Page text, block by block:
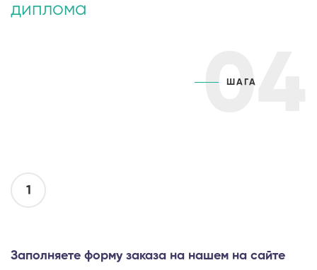
диплома
04
ШАГА
1
Заполняете форму заказа на нашем на сайте